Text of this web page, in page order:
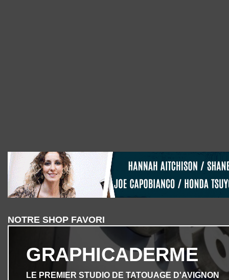
NOTRE SHOP FAVORI
GRAPHICADERME
LE PREMIER STUDIO DE TATOUAGE D'AVIGNON